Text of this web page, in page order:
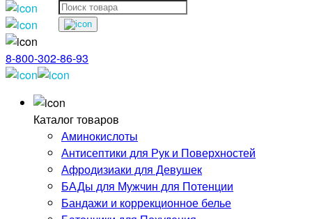
8-800-302-86-93
Каталог товаров
Аминокислоты
Антисептики для Рук и Поверхностей
Афродизиаки для Девушек
БАДы для Мужчин для Потенции
Бандажи и коррекционное белье